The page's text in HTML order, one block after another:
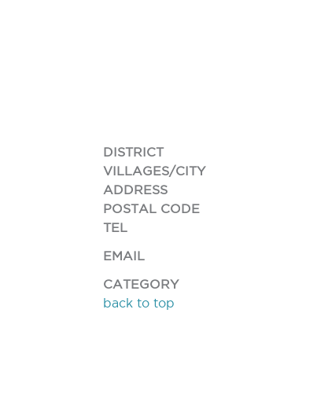
DISTRICT
VILLAGES/CITY
ADDRESS
POSTAL CODE
TEL
EMAIL
CATEGORY
back to top